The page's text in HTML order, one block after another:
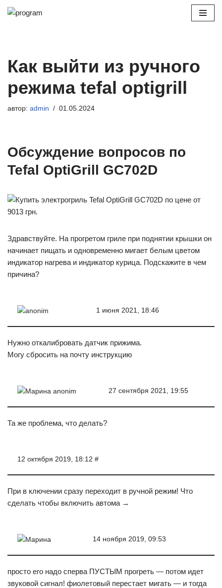
Как выйти из ручного
режима tefal optigrill
автор: admin 01.05.2024
Обсуждение вопросов по
Tefal OptiGrill GC702D
Здравствуйте. На прогретом гриле при поднятии крышки он
начинает пищать и одновременно мигает белым цветом
индикатор нагрева и индикатор курица. Подскажите в чем
причина?
anonim 1 июня 2021, 18:46
Нужно откалибровать датчик прижима.
Могу сбросить на почту инструкцию
Марина anonim 27 сентября 2021, 19:55
Та же проблема, что делать?
12 октября 2019, 18:12 #
При в ключении сразу переходит в ручной режим! Что
сделать чтобы включить автома →
Марина 14 ноября 2019, 09:53
просто его надо сперва ПУСТЫМ прогреть — потом идет
звуковой сигнал! фиолетовый перестает мигать — и тогда